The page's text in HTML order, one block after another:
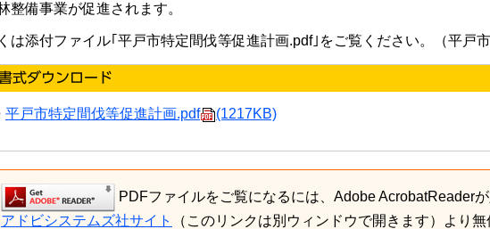
整備事業が促進されます。
は添付ファイル｢平戸市特定間伐等促進計画.pdf｣をご覧ください。（平戸
平戸市特定間伐等促進計画.pdf (1217KB)
PDFファイルをご覧になるには、Adobe AcrobatReaderが
アドビシステムズ社サイト
（このリンクは別ウィンドウで開きます）より